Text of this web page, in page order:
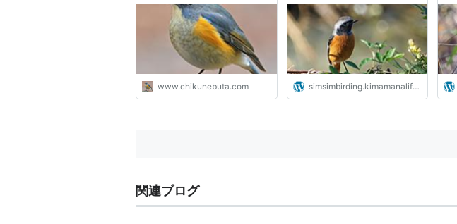
www.chikunebuta.com simsimbirding.kimamanalife.jp
関連ブログ